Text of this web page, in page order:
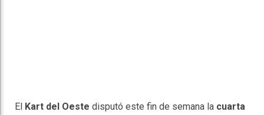
El Kart del Oeste disputó este fin de semana la cuarta